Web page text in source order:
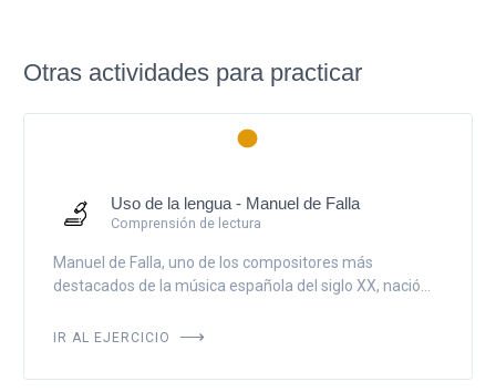
Otras actividades para practicar
Uso de la lengua - Manuel de Falla
Comprensión de lectura
Manuel de Falla, uno de los compositores más
destacados de la música española del siglo XX, nació...
IR AL EJERCICIO